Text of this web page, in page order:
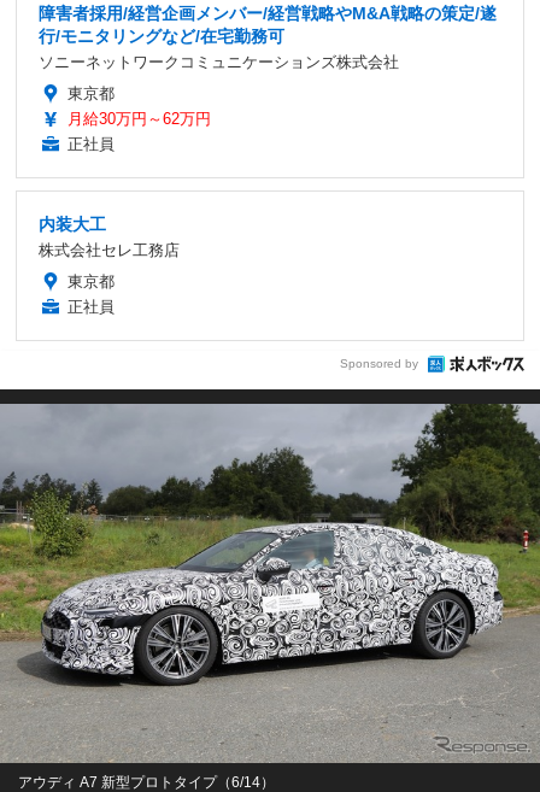
障害者採用/経営企画メンバー/経営戦略やM&A戦略の策定/遂
行/モニタリングなど/在宅勤務可
ソニーネットワークコミュニケーションズ株式会社
東京都
月給30万円～62万円
正社員
内装大工
株式会社セレ工務店
東京都
正社員
Sponsored by
アウディ A7 新型プロトタイプ（6/14）